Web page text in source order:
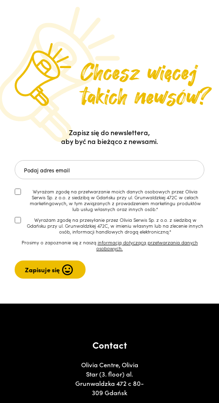
Zapisz się do newslettera,
aby być na bieżąco z newsami.
Wyrażam zgodę na przetwarzanie moich danych osobowych przez Olivia
Serwis Sp. z o.o. z siedzibą w Gdańsku przy ul. Grunwaldzkiej 472C w celach
marketingowych, w tym związanych z prowadzeniem marketingu produktów
lub usług własnych oraz innych osób.*
Wyrażam zgodę na przesyłanie przez Olivia Serwis Sp. z o.o. z siedzibą w
Gdańsku przy ul. Grunwaldzkiej 472C, w imieniu własnym lub na zlecenie innych
osób, informacji handlowych drogą elektroniczną.*
Prosimy o zapoznanie się z naszą informacją dotyczącą przetwarzania danych
osobowych.
Contact
Olivia Centre, Olivia
Star (3. floor) al.
Grunwaldzka 472 c 80-
309 Gdańsk